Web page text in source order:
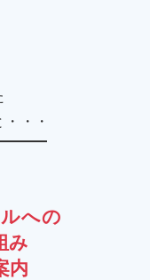
・・
への
み
内